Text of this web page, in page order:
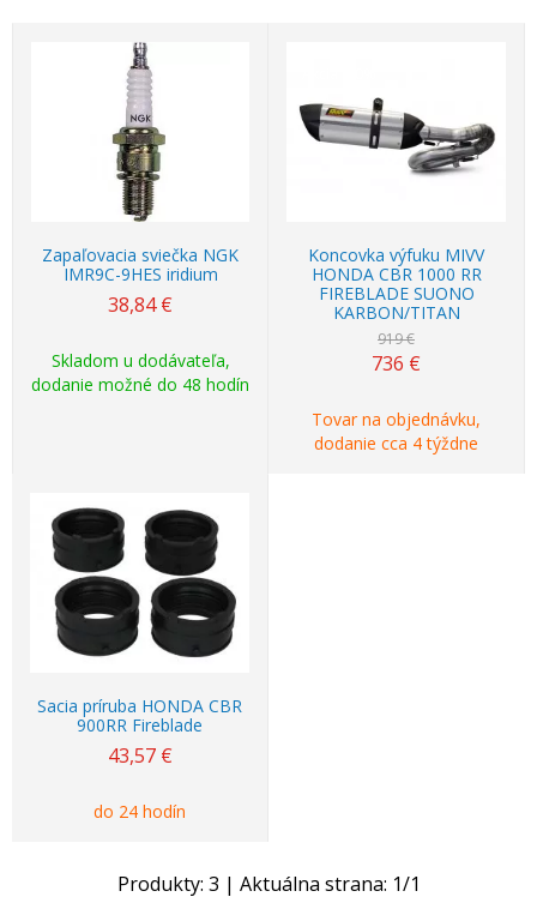
Zapaľovacia sviečka NGK
IMR9C-9HES iridium
38,84 €
Skladom u dodávateľa,
dodanie možné do 48 hodín
Koncovka výfuku MIVV
HONDA CBR 1000 RR
FIREBLADE SUONO
KARBON/TITAN
919 €
736 €
Tovar na objednávku,
dodanie cca 4 týždne
Sacia príruba HONDA CBR
900RR Fireblade
43,57 €
do 24 hodín
Produkty: 3 | Aktuálna strana: 1/1